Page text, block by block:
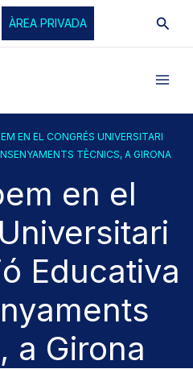
ÀREA PRIVADA
EN EL CONGRÉS UNIVERSITARI
TÈCNICS, A GIRONA
en el
Educativa
a Girona